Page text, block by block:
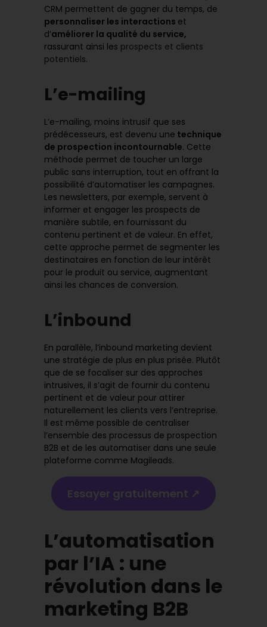
CRM permettent de gagner du temps, de
personnaliser les interactions et
d’améliorer la qualité du service,
rassurant ainsi les prospects et clients
potentiels.
L’e-mailing
L’e-mailing, moins intrusif que ses
prédécesseurs, est devenu une technique
de prospection incontournable. Cette
méthode permet de toucher un large
public sans interruption, tout en offrant la
possibilité d’automatiser les campagnes.
Les newsletters, par exemple, servent à
informer et engager les prospects de
manière subtile, en fournissant du
contenu pertinent et de valeur. En effet,
cette approche permet de segmenter les
destinataires en fonction de leur intérêt
pour le produit ou service, augmentant
ainsi les chances de conversion.
L’inbound
En parallèle, l’inbound marketing devient
une stratégie de plus en plus prisée. Plutôt
que de se focaliser sur des approches
intrusives, il s’agit de fournir du contenu
pertinent et de valeur pour attirer
naturellement les clients vers l’entreprise.
Il est même possible de centraliser
l’ensemble des processus de prospection
B2B et de les automatiser dans une seule
plateforme comme Magileads.
Essayer gratuitement ↗️
L’automatisation
par l’IA : une
révolution dans le
marketing B2B